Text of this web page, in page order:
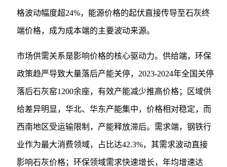
格波动幅度超24%，能源价格的起伏直接传导至石灰终
端价格，成为成本端的主要波动来源。
市场供需关系是影响价格的核心驱动力。供给端，环保
政策趋严导致大量落后产能关停，2023-2024年全国关停
落后石灰窑1200余座，有效产能减少推高价格；区域供
给差异明显，华北、华东产能集中，价格相对稳定，而
西南地区受运输限制，产能释放滞后。需求端，钢铁行
业作为最大消费领域，占比达42.3%，其需求波动直接
影响石灰价格；环保领域需求快速增长，年均增速达